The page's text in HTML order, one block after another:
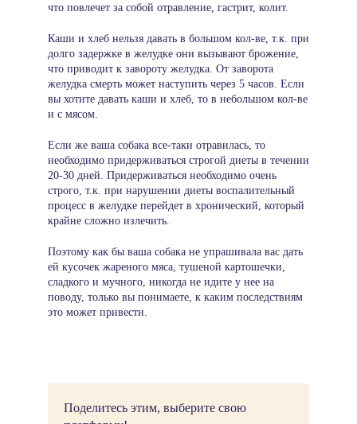
что повлечет за собой отравление, гастрит, колит.
Каши и хлеб нельзя давать в большом кол-ве, т.к. при
долго задержке в желудке они вызывают брожение,
что приводит к завороту желудка. От заворота
желудка смерть может наступить через 5 часов. Если
вы хотите давать каши и хлеб, то в небольшом кол-ве
и с мясом.
Если же ваша собака все-таки отравилась, то
необходимо придерживаться строгой диеты в течении
20-30 дней. Придерживаться необходимо очень
строго, т.к. при нарушении диеты воспалительный
процесс в желудке перейдет в хронический, который
крайне сложно излечить.
Поэтому как бы ваша собака не упрашивала вас дать
ей кусочек жареного мяса, тушеной картошечки,
сладкого и мучного, никогда не идите у нее на
поводу, только вы понимаете, к каким последствиям
это может привести.
Поделитесь этим, выберите свою